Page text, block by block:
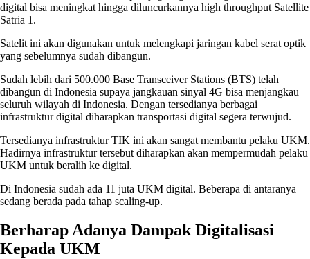
digital bisa meningkat hingga diluncurkannya high throughput Satellite
Satria 1.
Satelit ini akan digunakan untuk melengkapi jaringan kabel serat optik
yang sebelumnya sudah dibangun.
Sudah lebih dari 500.000 Base Transceiver Stations (BTS) telah
dibangun di Indonesia supaya jangkauan sinyal 4G bisa menjangkau
seluruh wilayah di Indonesia. Dengan tersedianya berbagai
infrastruktur digital diharapkan transportasi digital segera terwujud.
Tersedianya infrastruktur TIK ini akan sangat membantu pelaku UKM.
Hadirnya infrastruktur tersebut diharapkan akan mempermudah pelaku
UKM untuk beralih ke digital.
Di Indonesia sudah ada 11 juta UKM digital. Beberapa di antaranya
sedang berada pada tahap scaling-up.
Berharap Adanya Dampak Digitalisasi
Kepada UKM